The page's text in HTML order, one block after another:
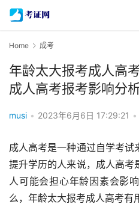
Home 成考
年龄太大报考成人高
成人高考报考影响分析
musi • 2023年6月6日 17:29:21 •
成人高考是一种通过自学考
提升学历的人来说，成人高
人可能会担心年龄因素会影
么，年龄太大报考成人高考有